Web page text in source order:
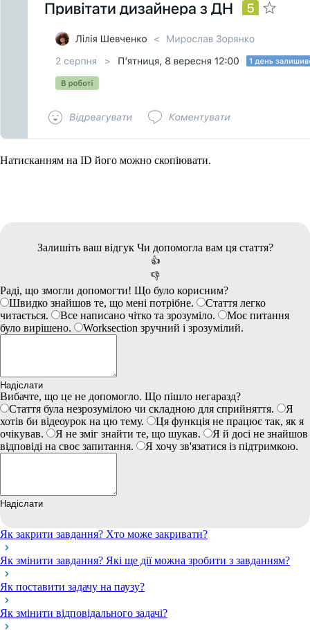
Натисканням на ID його можно скопіювати. ​​​​​​​​​
Залишіть ваш відгук Чи допомогла вам ця стаття?
👍
👎
Раді, що змогли допомогти! Що було корисним?
Швидко знайшов те, що мені потрібне.
Стаття легко
читається.
Все написано чітко та зрозуміло.
Моє питання
було вирішено.
Worksection зручний і зрозумілий.
Надіслати
Вибачте, що це не допомогло. Що пішло негаразд?
Стаття була незрозумілою чи складною для сприйняття.
Я
хотів би відеоурок на цю тему.
Ця функція не працює так, як я
очікував.
Я не зміг знайти те, що шукав.
Я й досі не знайшов
відповіді на своє запитання.
Я хочу зв'язатися із підтримкою.
Надіслати
Як закрити завдання? Хто може закривати?
Як змінити завдання? Які ще дії можна зробити з завданням?
Як поставити задачу на паузу?
Як змінити відповідального задачі?